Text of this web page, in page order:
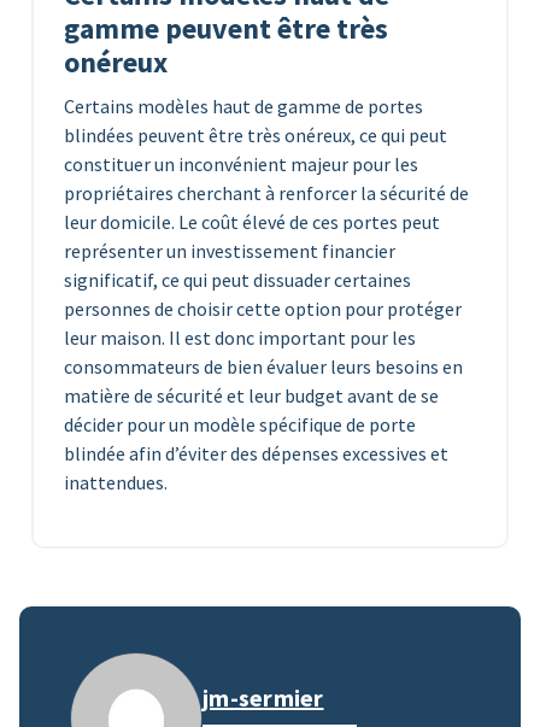
gamme peuvent être très
onéreux
Certains modèles haut de gamme de portes
blindées peuvent être très onéreux, ce qui peut
constituer un inconvénient majeur pour les
propriétaires cherchant à renforcer la sécurité de
leur domicile. Le coût élevé de ces portes peut
représenter un investissement financier
significatif, ce qui peut dissuader certaines
personnes de choisir cette option pour protéger
leur maison. Il est donc important pour les
consommateurs de bien évaluer leurs besoins en
matière de sécurité et leur budget avant de se
décider pour un modèle spécifique de porte
blindée afin d’éviter des dépenses excessives et
inattendues.
jm-sermier